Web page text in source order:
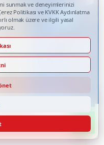
sunmak ve deneyimlerinizi
Politikası ve KVKK Aydınlatma
olmak üzere ve ilgili yasal